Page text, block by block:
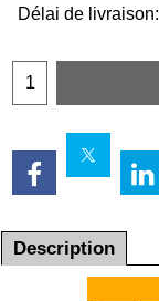
Délai de livraison:
Description